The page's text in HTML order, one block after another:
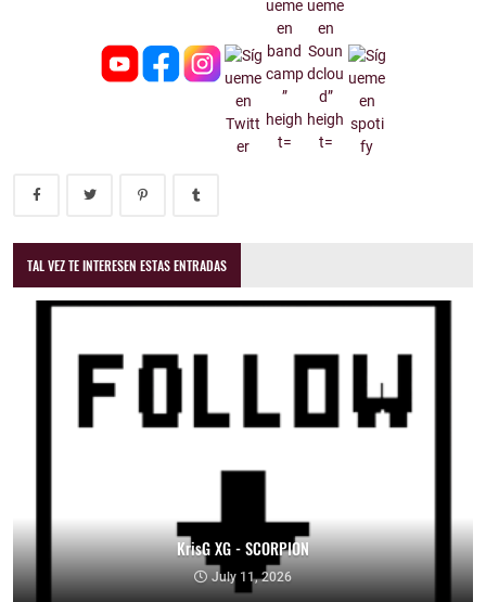
TAL VEZ TE INTERESEN ESTAS ENTRADAS
KrisG XG - SCORPION
July 11, 2026